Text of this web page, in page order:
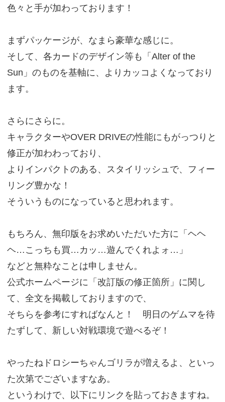
色々と手が加わっております！
まずパッケージが、なまら豪華な感じに。
そして、各カードのデザイン等も「Alter of the
Sun」のものを基軸に、よりカッコよくなっており
ます。
さらにさらに。
キャラクターやOVER DRIVEの性能にもがっつりと
修正が加わわっており、
よりインパクトのある、スタイリッシュで、フィー
リング豊かな！
そういうものになっていると思われます。
もちろん、無印版をお求めいただいた方に「ヘヘ
ヘ…こっちも買…カッ…遊んでくれよォ…」
などと無粋なことは申しません。
公式ホームページに「改訂版の修正箇所」に関し
て、全文を掲載しておりますので、
そちらを参考にすればなんと！ 明日のゲムマを待
たずして、新しい対戦環境で遊べるぞ！
やったねドロシーちゃんゴリラが増えるよ、といっ
た次第でございますなあ。
というわけで、以下にリンクを貼っておきますね。